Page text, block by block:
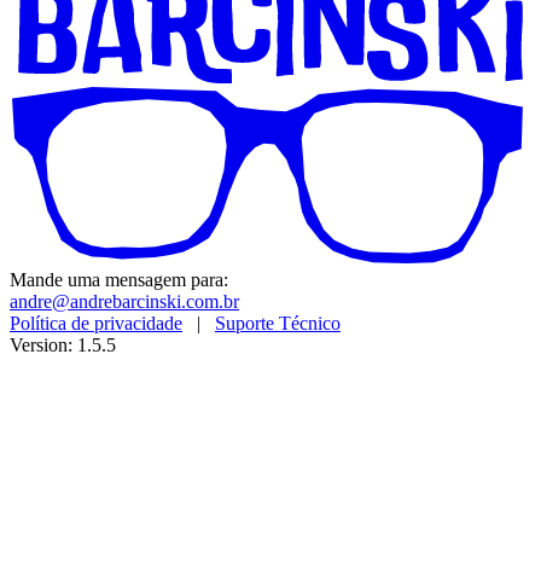
Mande uma mensagem para:
andre@andrebarcinski.com.br
Política de privacidade | Suporte Técnico
Version: 1.5.5